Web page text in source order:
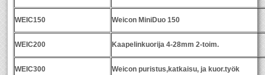
WEIC150 Weicon MiniDuo 150
WEIC200 Kaapelinkuorija 4-28mm 2-toim.
WEIC300 Weicon puristus,katkaisu, ja kuor.työk